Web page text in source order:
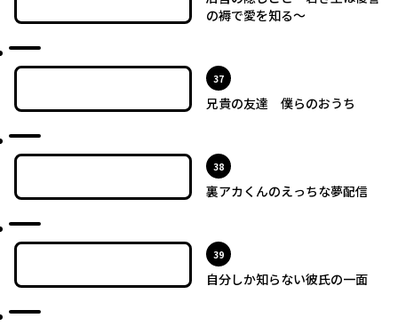
の褥で愛を知る～
37位
兄貴の友達 僕らのおうち
38位
裏アカくんのえっちな夢配信
39位
自分しか知らない彼氏の一面